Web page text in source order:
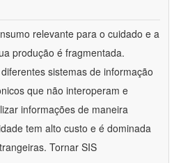
relevante para o cuidado e a
produção é fragmentada.
sistemas de informação
que não interoperam e
informações de maneira
tem alto custo e é dominada
Tornar SIS